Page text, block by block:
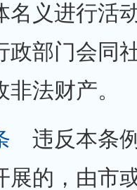
名义进行活
政部门会同
法财产。
违反本条
展的，由市